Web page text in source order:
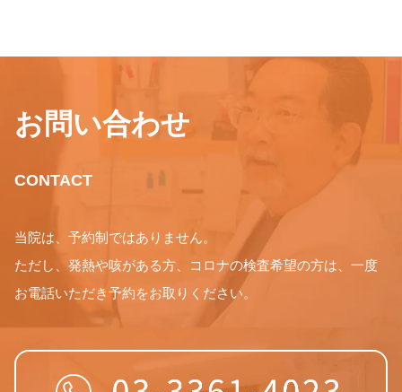
お問い合わせ
CONTACT
当院は、予約制ではありません。
ただし、発熱や咳がある方、コロナの検査希望の方は、一度
お電話いただき予約をお取りください。